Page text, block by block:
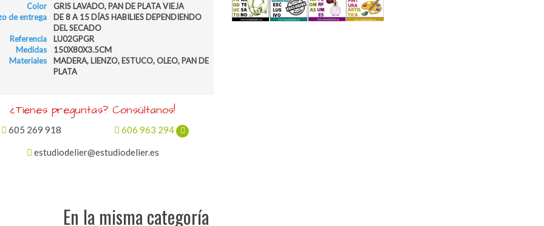
Color
GRIS LAVADO, PAN DE PLATA VIEJA
de entrega
DE 8 A 15 DÍAS HABILIES DEPENDIENDO
DEL SECADO
Referencia
LU02GPGR
Medidas
150X80X3.5CM
Materiales
MADERA, LIENZO, ESTUCO, OLEO, PAN DE
PLATA
¿Tienes preguntas? Consúltanos!
605 269 918 606 963 294
estudiodelier@estudiodelier.es
En la misma categoría